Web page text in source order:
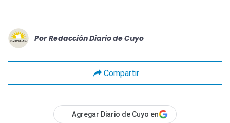
Por Redacción Diario de Cuyo
Compartir
Agregar Diario de Cuyo en